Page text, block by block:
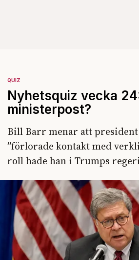
QUIZ
Nyhetsquiz vecka
ministerpost?
Bill Barr menar att
”förlorade kontakt med
roll hade han i Trumps